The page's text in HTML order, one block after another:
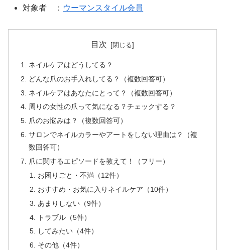
対象者 ： ウーマンスタイル会員
目次
ネイルケアはどうしてる？
どんな爪のお手入れしてる？（複数回答可）
ネイルケアはあなたにとって？（複数回答可）
周りの女性の爪って気になる？チェックする？
爪のお悩みは？（複数回答可）
サロンでネイルカラーやアートをしない理由は？（複
数回答可）
爪に関するエピソードを教えて！（フリー）
お困りごと・不満（12件）
おすすめ・お気に入りネイルケア（10件）
あまりしない（9件）
トラブル（5件）
してみたい（4件）
その他（4件）